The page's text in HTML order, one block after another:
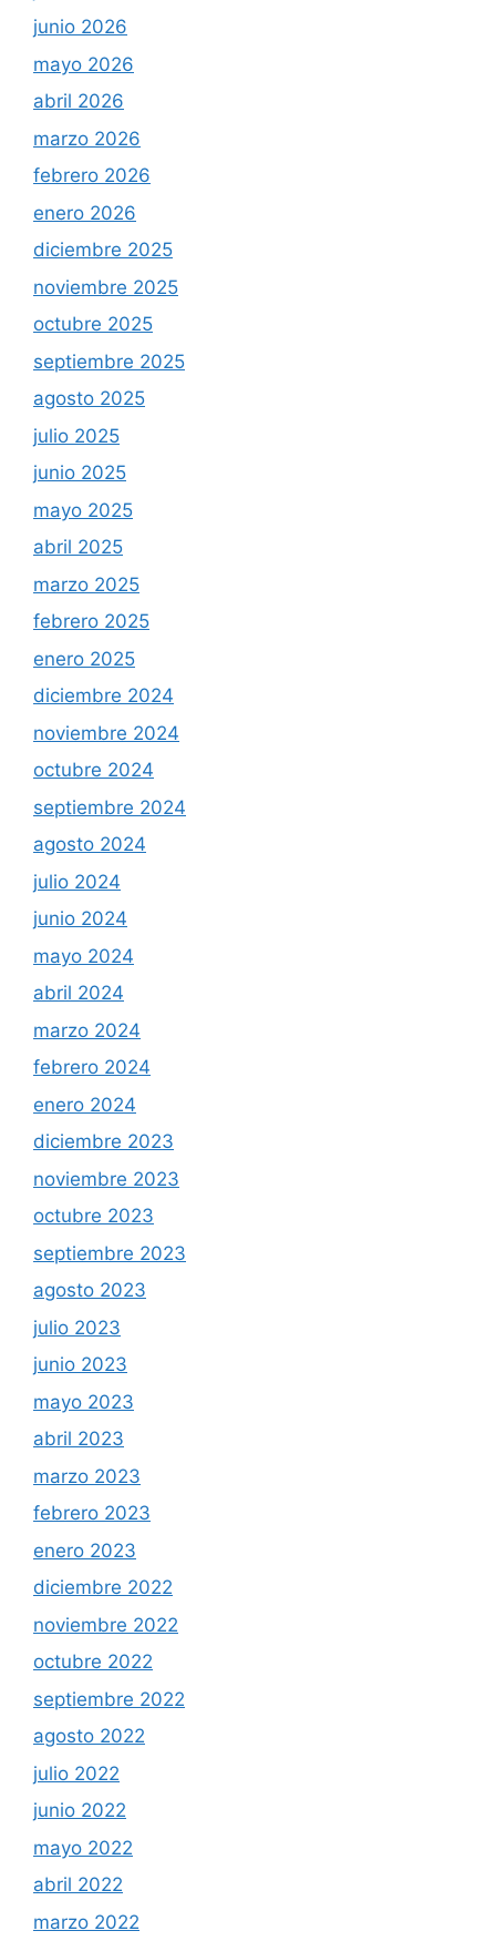
junio 2026
mayo 2026
abril 2026
marzo 2026
febrero 2026
enero 2026
diciembre 2025
noviembre 2025
octubre 2025
septiembre 2025
agosto 2025
julio 2025
junio 2025
mayo 2025
abril 2025
marzo 2025
febrero 2025
enero 2025
diciembre 2024
noviembre 2024
octubre 2024
septiembre 2024
agosto 2024
julio 2024
junio 2024
mayo 2024
abril 2024
marzo 2024
febrero 2024
enero 2024
diciembre 2023
noviembre 2023
octubre 2023
septiembre 2023
agosto 2023
julio 2023
junio 2023
mayo 2023
abril 2023
marzo 2023
febrero 2023
enero 2023
diciembre 2022
noviembre 2022
octubre 2022
septiembre 2022
agosto 2022
julio 2022
junio 2022
mayo 2022
abril 2022
marzo 2022